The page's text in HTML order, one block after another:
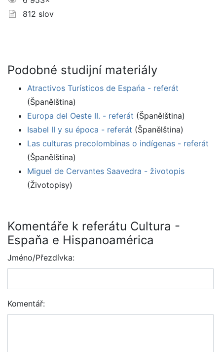
812 slov
Podobné studijní materiály
Atractivos Turísticos de Espańa - referát
(Španělština)
Europa del Oeste II. - referát (Španělština)
Isabel II y su época - referát (Španělština)
Las culturas precolombinas o indígenas - referát
(Španělština)
Miguel de Cervantes Saavedra - životopis
(Životopisy)
Komentáře k referátu Cultura -
Espaňa e Hispanoamérica
Jméno/Přezdívka:
Komentář: